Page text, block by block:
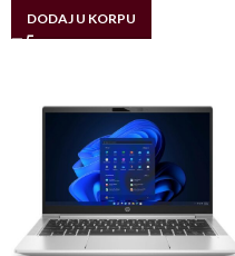
DODAJ U KORPU